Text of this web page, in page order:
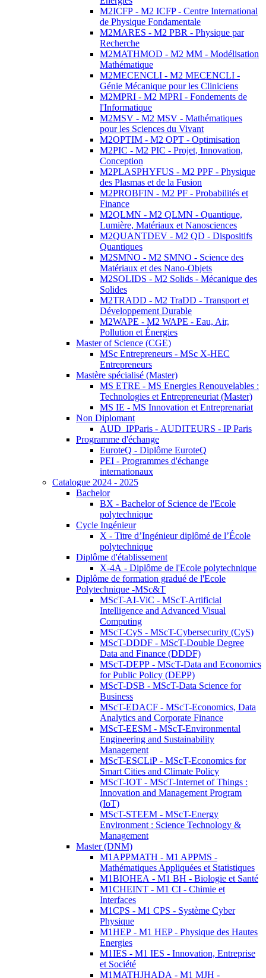
M2ICFP - M2 ICFP - Centre International
de Physique Fondamentale
M2MARES - M2 PBR - Physique par
Recherche
M2MATHMOD - M2 MM - Modélisation
Mathématique
M2MECENCLI - M2 MECENCLI -
Génie Mécanique pour les Cliniciens
M2MPRI - M2 MPRI - Fondements de
l'Informatique
M2MSV - M2 MSV - Mathématiques
pour les Sciences du Vivant
M2OPTIM - M2 OPT - Optimisation
M2PIC - M2 PIC - Projet, Innovation,
Conception
M2PLASPHYFUS - M2 PPF - Physique
des Plasmas et de la Fusion
M2PROBFIN - M2 PF - Probabilités et
Finance
M2QLMN - M2 QLMN - Quantique,
Lumière, Matériaux et Nanosciences
M2QUANTDEV - M2 QD - Dispositifs
Quantiques
M2SMNO - M2 SMNO - Science des
Matériaux et des Nano-Objets
M2SOLIDS - M2 Solids - Mécanique des
Solides
M2TRADD - M2 TraDD - Transport et
Développement Durable
M2WAPE - M2 WAPE - Eau, Air,
Pollution et Énergies
Master of Science (CGE)
MSc Entrepreneurs - MSc X-HEC
Entrepreneurs
Mastère spécialisé (Master)
MS ETRE - MS Energies Renouvelables :
Technologies et Entrepreneuriat (Master)
MS IE - MS Innovation et Entreprenariat
Non Diplomant
AUD_IPParis - AUDITEURS - IP Paris
Programme d'échange
EuroteQ - Diplôme EuroteQ
PEI - Programmes d'échange
internationaux
Catalogue 2024 - 2025
Bachelor
BX - Bachelor of Science de l'Ecole
polytechnique
Cycle Ingénieur
X - Titre d’Ingénieur diplômé de l’École
polytechnique
Diplôme d'établissement
X-4A - Diplôme de l'Ecole polytechnique
Diplôme de formation gradué de l'Ecole
Polytechnique -MSc&T
MScT-AI-ViC - MScT-Artificial
Intelligence and Advanced Visual
Computing
MScT-CyS - MScT-Cybersecurity (CyS)
MScT-DDDF - MScT-Double Degree
Data and Finance (DDDF)
MScT-DEPP - MScT-Data and Economics
for Public Policy (DEPP)
MScT-DSB - MScT-Data Science for
Business
MScT-EDACF - MScT-Economics, Data
Analytics and Corporate Finance
MScT-EESM - MScT-Environmental
Engineering and Sustainability
Management
MScT-ESCLiP - MScT-Economics for
Smart Cities and Climate Policy
MScT-IOT - MScT-Internet of Things :
Innovation and Management Program
(IoT)
MScT-STEEM - MScT-Energy
Environment : Science Technology &
Management
Master (DNM)
M1APPMATH - M1 APPMS -
Mathématiques Appliquées et Statistiques
M1BIOHEA - M1 BH - Biologie et Santé
M1CHEINT - M1 CI - Chimie et
Interfaces
M1CPS - M1 CPS - Système Cyber
Physique
M1HEP - M1 HEP - Physique des Hautes
Energies
M1IES - M1 IES - Innovation, Entreprise
et Société
M1MATHJHADA - M1 MJH -